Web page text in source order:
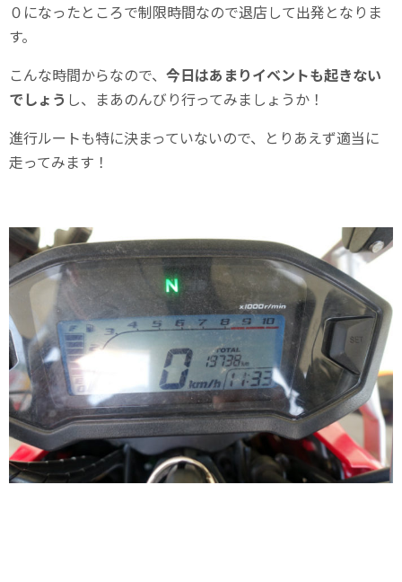
０になったところで制限時間なので退店して出発となりま
す。
こんな時間からなので、 今日はあまりイベントも起きない
でしょう し、まあのんびり行ってみましょうか！
進行ルートも特に決まっていないので、とりあえず適当に
走ってみます！